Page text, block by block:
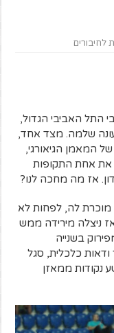
לחיבורים
התל האביבי הגדול,
שלמה. מצד אחד,
של המאמן הגיאורגי,
את אחת התקופות
אז מה מחכה לנו?
מוכרת לה, לפחות לא
האחרונות מאז עונת 2004/2005, אז ניצלה מירידה ממש
בשנייה
כלכלית, סגל
נקודות ממאזן